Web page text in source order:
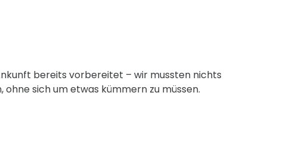
bereits vorbereitet – wir mussten nichts
sich um etwas kümmern zu müssen.